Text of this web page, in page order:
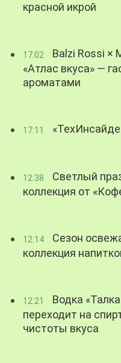
красной икрой
17:02
Balzi Rossi ×
«Атлас вкуса» —
ароматами
17:11
12:38
Светлый
коллекция от
12:14
Сезон
коллекция
12:21
Водка
переходит на
чистоты вкуса